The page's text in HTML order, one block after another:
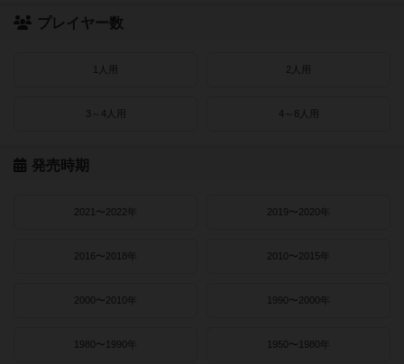
プレイヤー数
1人用 2人用
3～4人用 4～8人用
発売時期
2021〜2022年 2019〜2020年
2016〜2018年 2010〜2015年
2000〜2010年 1990〜2000年
1980〜1990年 1950〜1980年